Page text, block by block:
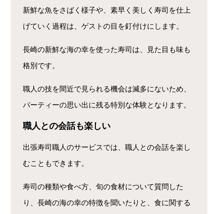
新鮮な魚をさばく様子や、素早く美しく寿司を仕上
げていく過程は、ゲストの目を釘付けにします。
長崎の新鮮な海の幸を使った寿司は、見た目も味も
格別です。
職人の技を間近で見られる機会は滅多にないため、
パーティーの思い出に残る特別な体験となります。
職人との会話も楽しい
出張寿司職人のサービスでは、職人との会話を楽し
むこともできます。
寿司の種類や食べ方、旬の食材について質問した
り、長崎の海の幸の特徴を聞いたりと、食に関する